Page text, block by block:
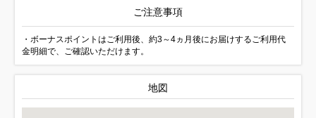
ご注意事項
・ボーナスポイントはご利用後、約3～4ヵ月後にお届けするご利用代
金明細で、ご確認いただけます。
地図